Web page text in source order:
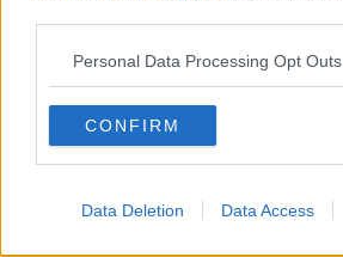
Personal Data Processing Opt Outs
CONFIRM
Data Deletion Data Access
Somnium
Fly me to the moon
O sonho de um prisioneiro
Memòrias
Sto qui
Bestiario